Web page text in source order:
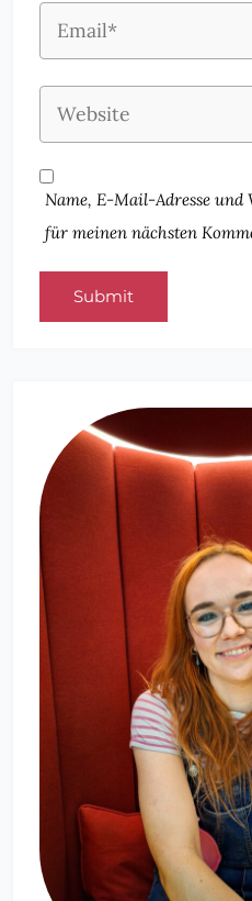
Name, E-Mail-Adresse und
für meinen nächsten